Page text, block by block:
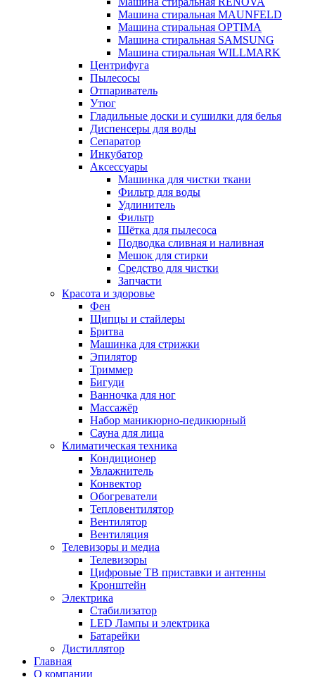
Машина стиральная MAUNFELD
Машина стиральная OPTIMA
Машина стиральная SAMSUNG
Машина стиральная WILLMARK
Центрифуга
Пылесосы
Отпариватель
Утюг
Гладильные доски и сушилки для белья
Диспенсеры для воды
Сепаратор
Инкубатор
Аксессуары
Машинка для чистки ткани
Фильтр для воды
Удлинитель
Фильтр
Шётка для пылесоса
Подводка сливная и наливная
Мешок для стирки
Средство для чистки
Запчасти
Красота и здоровье
Фен
Щипцы и стайлеры
Бритва
Машинка для стрижки
Эпилятор
Триммер
Бигуди
Ванночка для ног
Массажёр
Набор маникюрно-педикюрный
Сауна для лица
Климатическая техника
Кондиционер
Увлажнитель
Конвектор
Обогреватели
Тепловентилятор
Вентилятор
Вентиляция
Телевизоры и медиа
Телевизоры
Цифровые ТВ приставки и антенны
Кронштейн
Электрика
Стабилизатор
LED Лампы и электрика
Батарейки
Дистиллятор
Главная
О компании